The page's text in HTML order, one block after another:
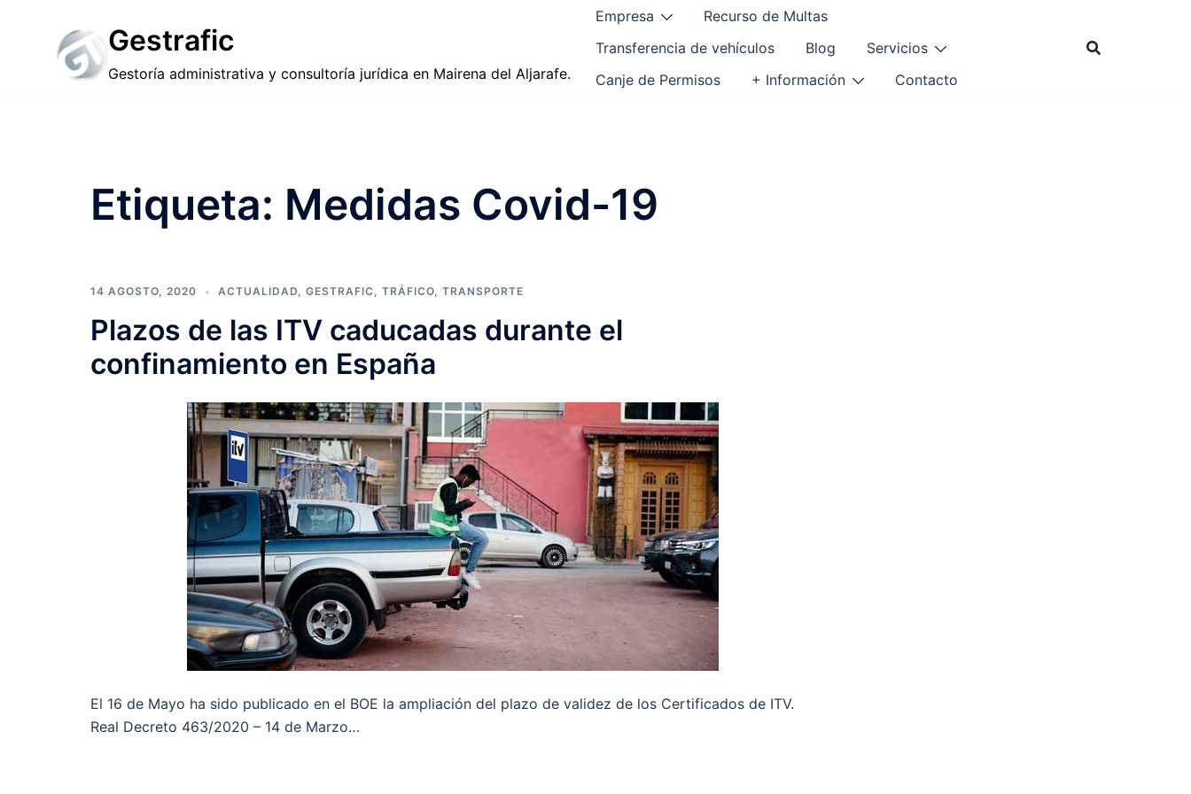
contenido
Gestrafic
Gestoría administrativa y consultoría jurídica en Mairena del Aljarafe.
Empresa
Recurso de Multas
Transferencia de vehículos
Blog
Servicios
Canje de Permisos
+ Información Contacto
Etiqueta: Medidas Covid-19
14 AGOSTO, 2020 ACTUALIDAD, GESTRAFIC , TRÁFICO, TRANSPORTE
Plazos de las ITV caducadas durante el
confinamiento en España
El 16 de Mayo ha sido publicado en el BOE la ampliación del plazo de validez de los Certificados de ITV.
Real Decreto 463/2020 – 14 de Marzo…